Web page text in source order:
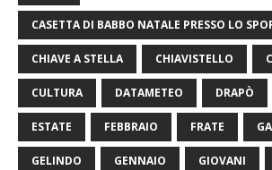
CASETTA DI BABBO NATALE PRESSO LO
CHIAVE A STELLA CHIAVISTELLO
CULTURA DATAMETEO DRAPÒ
ESTATE FEBBRAIO FRATE
GELINDO GENNAIO GIOVANI